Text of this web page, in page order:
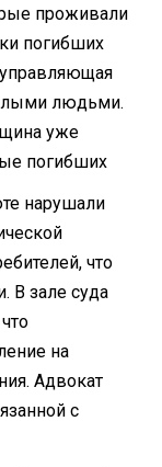
проживали
погибших
управляющая
людьми.
уже
погибших
нарушали
что
В зале суда
на
Адвокат
с